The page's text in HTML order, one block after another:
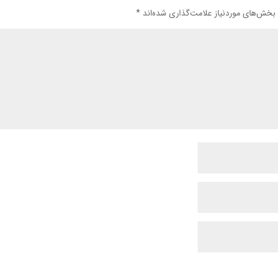
بخش‌های موردنیاز علامت‌گذاری شده‌اند*